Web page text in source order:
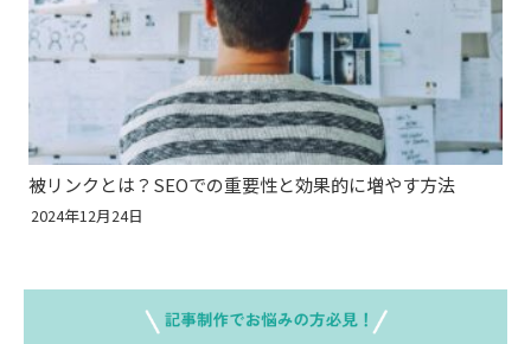
被リンクとは？SEOでの重要性と効果的に増やす方法
2024年12月24日